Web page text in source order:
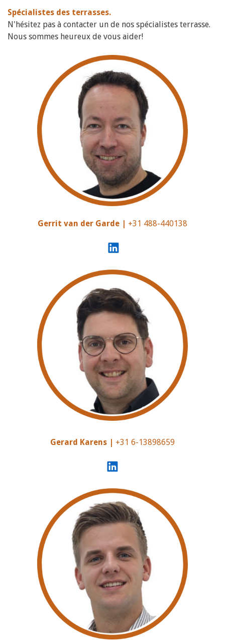
Spécialistes des terrasses.
N'hésitez pas à contacter un de nos spécialistes terrasse.
Nous sommes heureux de vous aider!
Gerrit van der Garde | +31 488-440138
Gerard Karens | +31 6-13898659